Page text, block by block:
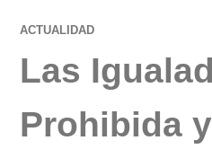
ACTUALIDAD
Las
Prohibida